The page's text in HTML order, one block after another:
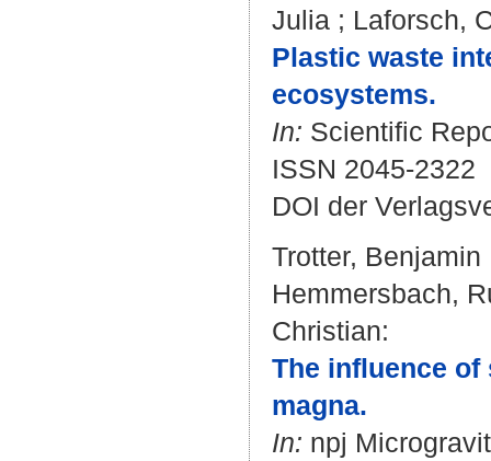
Julia ; Laforsch,
Plastic waste
ecosystems.
In: Scientific
ISSN 2045-2322
DOI der
Trotter, Benjamin
Hemmersbach,
Christian:
The influence
magna.
In: npj